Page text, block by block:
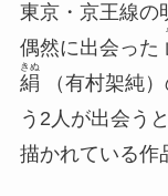
東京・京王線の
偶然に出会った
絹
きぬ
（有村架純
う2人が出会う
描かれている作